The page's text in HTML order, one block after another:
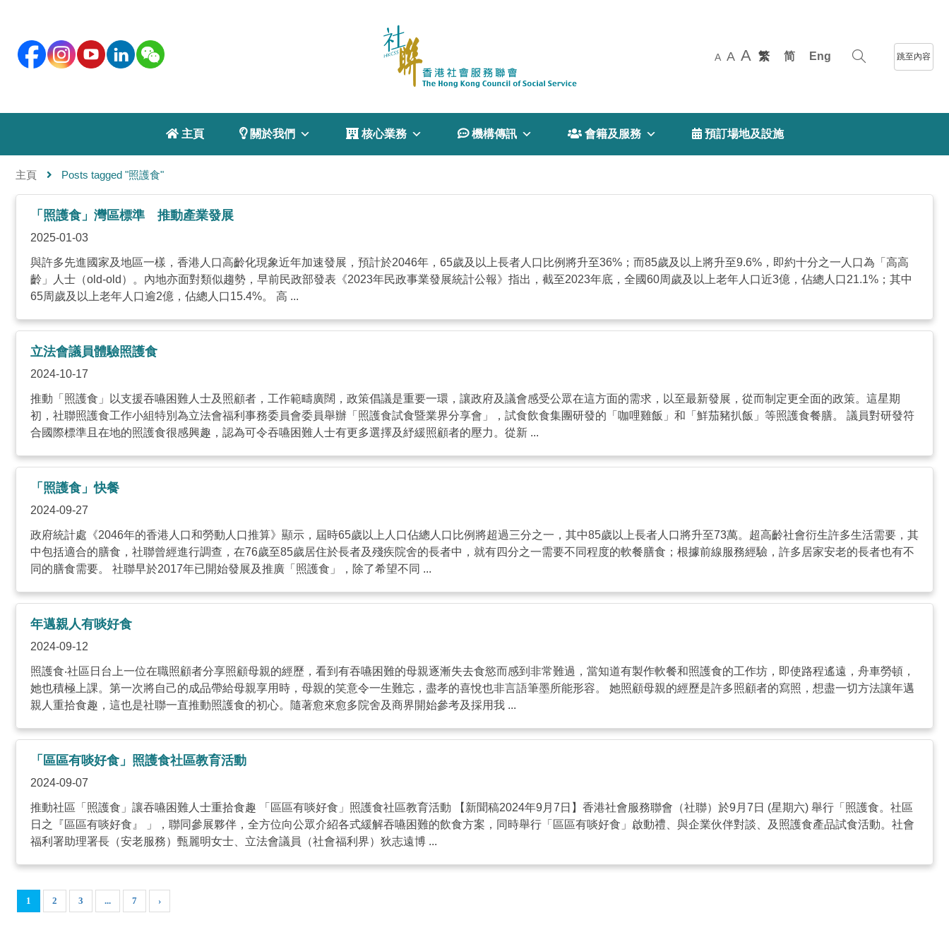
A A A 繁 简 Eng 跳至內容
 主頁  關於我們  核心業務  機構傳訊  會籍及服務  預訂場地及設施
主頁 Posts tagged "照護食"
「照護食」灣區標準 推動產業發展
2025-01-03
與許多先進國家及地區一樣，香港人口高齡化現象近年加速發展，預計於2046年，65歲及以上長者人口比例將升至36%；而85歲及以上將升至9.6%，即約十分之一人口為「高高
齡」人士（old-old）。內地亦面對類似趨勢，早前民政部發表《2023年民政事業發展統計公報》指出，截至2023年底，全國60周歲及以上老年人口近3億，佔總人口21.1%；其中
65周歲及以上老年人口逾2億，佔總人口15.4%。 高 ...
立法會議員體驗照護食
2024-10-17
推動「照護食」以支援吞嚥困難人士及照顧者，工作範疇廣闊，政策倡議是重要一環，讓政府及議會感受公眾在這方面的需求，以至最新發展，從而制定更全面的政策。這星期
初，社聯照護食工作小組特別為立法會福利事務委員會委員舉辦「照護食試食暨業界分享會」，試食飲食集團研發的「咖哩雞飯」和「鮮茄豬扒飯」等照護食餐膳。 議員對研發符
合國際標準且在地的照護食很感興趣，認為可令吞嚥困難人士有更多選擇及紓緩照顧者的壓力。從新 ...
「照護食」快餐
2024-09-27
政府統計處《2046年的香港人口和勞動人口推算》顯示，屆時65歲以上人口佔總人口比例將超過三分之一，其中85歲以上長者人口將升至73萬。超高齡社會衍生許多生活需要，其
中包括適合的膳食，社聯曾經進行調查，在76歲至85歲居住於長者及殘疾院舍的長者中，就有四分之一需要不同程度的軟餐膳食；根據前線服務經驗，許多居家安老的長者也有不
同的膳食需要。 社聯早於2017年已開始發展及推廣「照護食」，除了希望不同 ...
年邁親人有啖好食
2024-09-12
照護食‧社區日台上一位在職照顧者分享照顧母親的經歷，看到有吞嚥困難的母親逐漸失去食慾而感到非常難過，當知道有製作軟餐和照護食的工作坊，即使路程遙遠，舟車勞頓，
她也積極上課。第一次將自己的成品帶給母親享用時，母親的笑意令一生難忘，盡孝的喜悅也非言語筆墨所能形容。 她照顧母親的經歷是許多照顧者的寫照，想盡一切方法讓年邁
親人重拾食趣，這也是社聯一直推動照護食的初心。隨著愈來愈多院舍及商界開始參考及採用我 ...
「區區有啖好食」照護食社區教育活動
2024-09-07
推動社區「照護食」讓吞嚥困難人士重拾食趣 「區區有啖好食」照護食社區教育活動 【新聞稿2024年9月7日】香港社會服務聯會（社聯）於9月7日 (星期六) 舉行「照護食。社區
日之『區區有啖好食』 」，聯同參展夥伴，全方位向公眾介紹各式緩解吞嚥困難的飲食方案，同時舉行「區區有啖好食」啟動禮、與企業伙伴對談、及照護食產品試食活動。社會
福利署助理署長（安老服務）甄麗明女士、立法會議員（社會福利界）狄志遠博 ...
1 2 3 ... 7 ›